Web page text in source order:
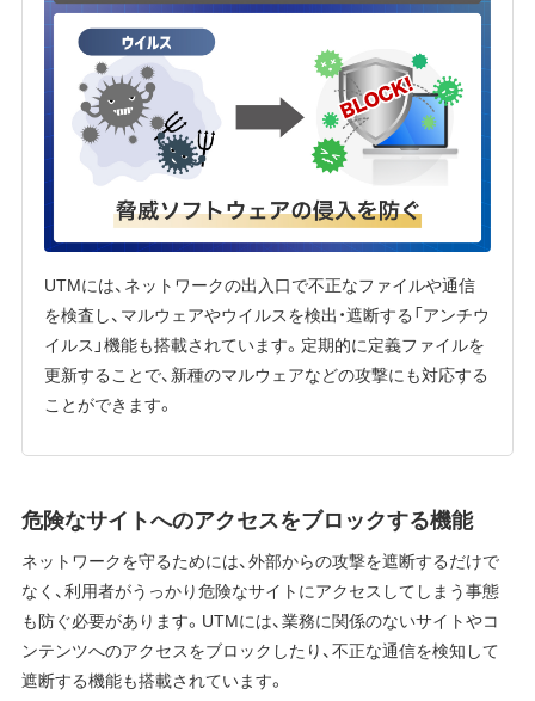
UTMには、ネットワークの出入口で不正なファイルや通信
を検査し、マルウェアやウイルスを検出・遮断する「アンチウ
イルス」機能も搭載されています。定期的に定義ファイルを
更新することで、新種のマルウェアなどの攻撃にも対応する
ことができます。
危険なサイトへのアクセスをブロックする機能
ネットワークを守るためには、外部からの攻撃を遮断するだけで
なく、利用者がうっかり危険なサイトにアクセスしてしまう事態
も防ぐ必要があります。UTMには、業務に関係のないサイトやコ
ンテンツへのアクセスをブロックしたり、不正な通信を検知して
遮断する機能も搭載されています。